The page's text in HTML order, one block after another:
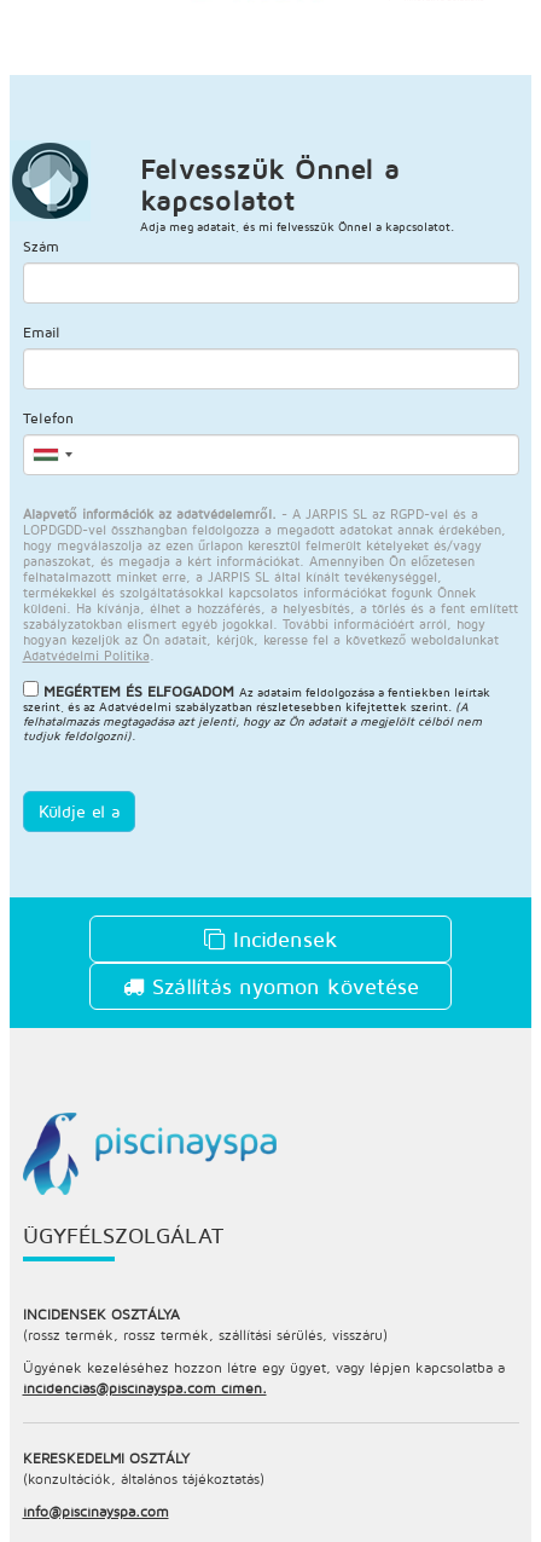
Felvesszük Önnel a
kapcsolatot
Adja meg adatait, és mi felvesszük Önnel a kapcsolatot.
Szám
Email
Telefon
Alapvető információk az adatvédelemről. - A JARPIS SL az RGPD-vel és a
LOPDGDD-vel összhangban feldolgozza a megadott adatokat annak érdekében,
hogy megválaszolja az ezen űrlapon keresztül felmerült kételyeket és/vagy
panaszokat, és megadja a kért információkat. Amennyiben Ön előzetesen
felhatalmazott minket erre, a JARPIS SL által kínált tevékenységgel,
termékekkel és szolgáltatásokkal kapcsolatos információkat fogunk Önnek
küldeni. Ha kívánja, élhet a hozzáférés, a helyesbítés, a törlés és a fent említett
szabályzatokban elismert egyéb jogokkal. További információért arról, hogy
hogyan kezeljük az Ön adatait, kérjük, keresse fel a következő weboldalunkat
Adatvédelmi Politika
MEGÉRTEM ÉS ELFOGADOM Az adataim feldolgozása a fentiekben leírtak
szerint, és az Adatvédelmi szabályzatban részletesebben kifejtettek szerint. (A
felhatalmazás megtagadása azt jelenti, hogy az Ön adatait a megjelölt célból nem
tudjuk feldolgozni).
Küldje el a
Incidensek
Szállítás nyomon követése
ÜGYFÉLSZOLGÁLAT
INCIDENSEK OSZTÁLYA
(rossz termék, rossz termék, szállítási sérülés, visszáru)
Ügyének kezeléséhez hozzon létre egy ügyet, vagy lépjen kapcsolatba a
incidencias@piscinayspa.com címen.
KERESKEDELMI OSZTÁLY
(konzultációk, általános tájékoztatás)
info@piscinayspa.com